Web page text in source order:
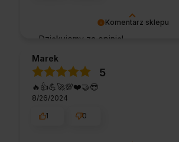
Komentarz sklepu
Dziękujemy za opinię!
Marek
5
🔥👍️💪🚀💯❤️🤝😎
8/26/2024
1
0